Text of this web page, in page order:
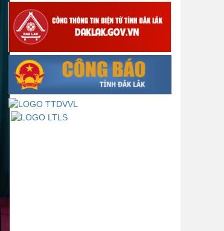
Thông báo về việc tải biểu mẫu
báo cáo kết quả 06 năm thực hiện
Nghị quyết số 18-NQ/TW và Nghị
quyết số 19-NQ/TW
Thư chúc mừng của Bộ trưởng Bộ
Nội vụ nhân dịp kỷ niệm 78 năm
Ngày thành lập Bộ Nội vụ, Ngày
truyền thống ngành Tổ chức nhà